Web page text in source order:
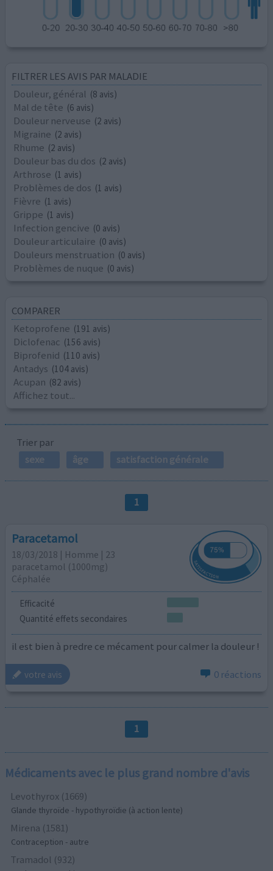
FILTRER LES AVIS PAR MALADIE
Douleur, général (8 avis)
Mal de tête (6 avis)
Douleur nerveuse (2 avis)
Migraine (2 avis)
Rhume (2 avis)
Douleur bas du dos (2 avis)
Arthrose (1 avis)
Problèmes de dos (1 avis)
Fièvre (1 avis)
Grippe (1 avis)
Infection gencive (0 avis)
Douleur articulaire (0 avis)
Douleurs menstruation (0 avis)
Problèmes de nuque (0 avis)
COMPARER
Ketoprofene (191 avis)
Diclofenac (156 avis)
Biprofenid (110 avis)
Antadys (104 avis)
Acupan (82 avis)
Affichez tout...
Trier par
sexe
âge satisfaction générale
1
Paracetamol
18/03/2018 | Homme | 23
paracetamol (1000mg)
Céphalée
Efficacité
Quantité effets secondaires
il est bien à predre ce mécament pour calmer la douleur !
votre avis 0 réactions
1
Médicaments avec le plus grand nombre d'avis
Levothyrox (1669)
Glande thyroïde - hypothyroïdie (à action lente)
Mirena (1581)
Contraception - autre
Tramadol (932)